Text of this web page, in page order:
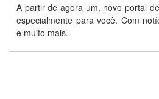
A partir de agora um, novo portal
especialmente para você. Com
e muito mais.